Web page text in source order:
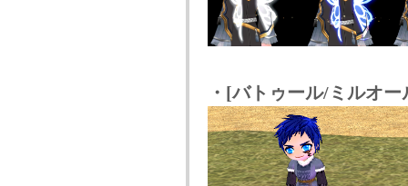
・[バトゥール/ミルオ